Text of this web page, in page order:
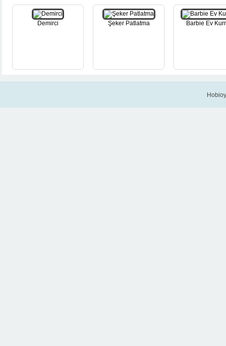
Demirci Şeker Patlatma Barbie Ev